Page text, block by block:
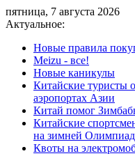
пятница, 7 августа 2026
Актуальное:
Новые правила
Meizu - все!
Новые каникулы
Китайские туристы
аэропортах Азии
Китай помог
Китайские
на зимней
Квоты на